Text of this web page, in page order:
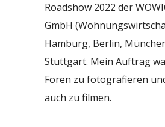
Roadshow 2022 der
GmbH
Hamburg, Berlin,
Stuttgart. Mein Auftrag
Foren zu fotografieren
auch zu filmen.